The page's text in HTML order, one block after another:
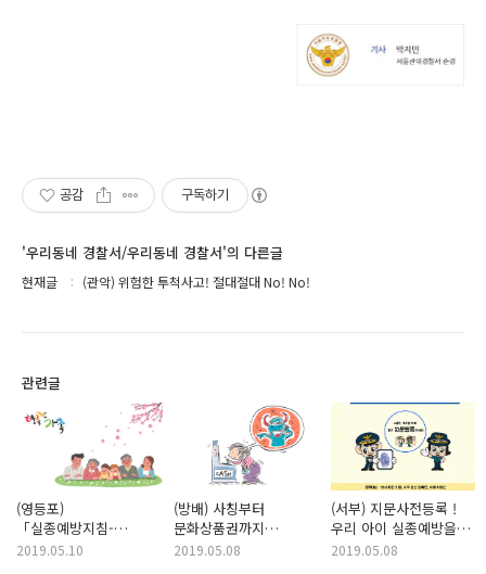
공감 구독하기
'우리동네 경찰서/우리동네 경찰서'의 다른글
현재글 (관악) 위험한 투척사고! 절대절대 No! No!
관련글
(영등포)
「실종예방지침-
코드아담제도」우리가족
2019.05.10
(방배) 사칭부터
문화상품권까지
진화하는 보이스피싱,
2019.05.08
(서부) 지문사전등록 !
우리 아이 실종예방을
위해 신청해주세요.
2019.05.08